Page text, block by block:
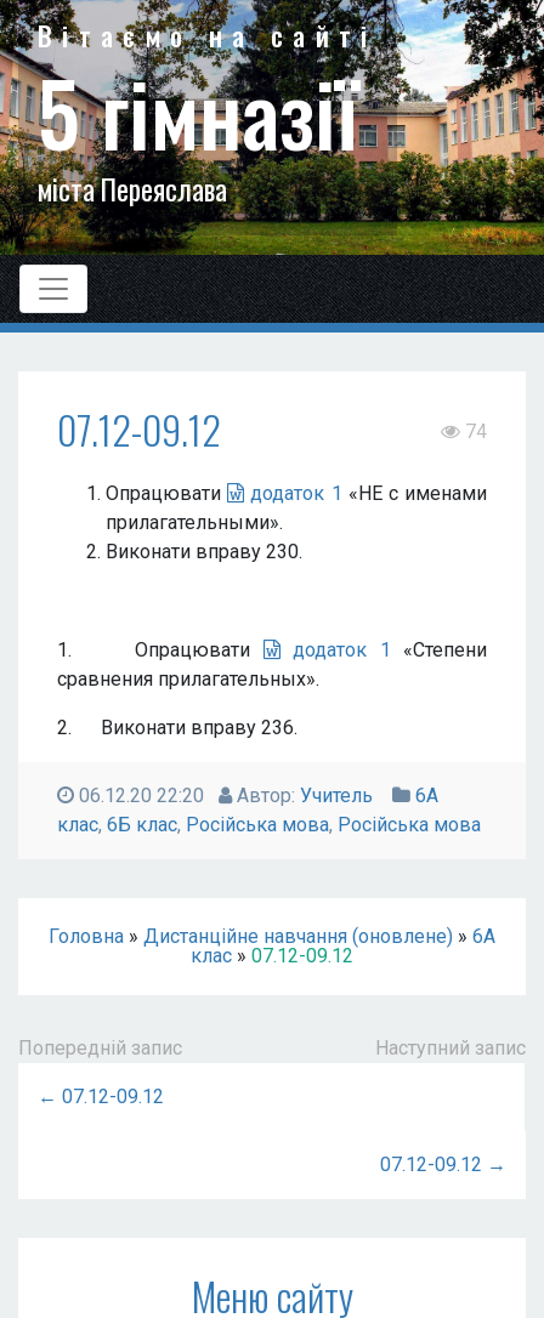
Вітаємо на сайті
5 гімназії
міста Переяслава
07.12-09.12 74
Опрацювати додаток 1 «НЕ с именами
прилагательными».
Виконати вправу 230.
1. Опрацювати додаток 1 «Степени
сравнения прилагательных».
2. Виконати вправу 236.
06.12.20 22:20 Автор: Учитель
6А
клас, 6Б клас, Російська мова, Російська мова
Головна » Дистанційне навчання (оновлене) » 6А
клас » 07.12-09.12
Попередній запис Наступний запис
← 07.12-09.12
07.12-09.12 →
Меню сайту